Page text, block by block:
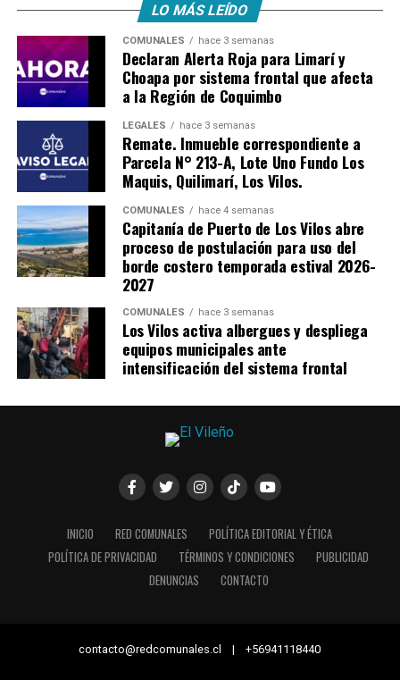
LO MÁS LEÍDO
COMUNALES hace 3 semanas
Declaran Alerta Roja para Limarí y
Choapa por sistema frontal que afecta
a la Región de Coquimbo
LEGALES hace 3 semanas
Remate. Inmueble correspondiente a
Parcela N° 213-A, Lote Uno Fundo Los
Maquis, Quilimarí, Los Vilos.
COMUNALES hace 4 semanas
Capitanía de Puerto de Los Vilos abre
proceso de postulación para uso del
borde costero temporada estival 2026-
2027
COMUNALES hace 3 semanas
Los Vilos activa albergues y despliega
equipos municipales ante
intensificación del sistema frontal
INICIO RED COMUNALES
POLÍTICA EDITORIAL Y ÉTICA
POLÍTICA DE PRIVACIDAD
TÉRMINOS Y CONDICIONES
PUBLICIDAD
DENUNCIAS
CONTACTO
contacto@redcomunales.cl | +56941118440